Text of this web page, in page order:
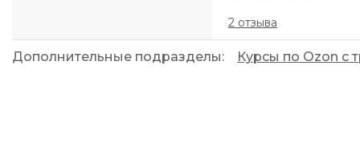
2 отзыва
Дополнительные подразделы: Курсы по Ozon с